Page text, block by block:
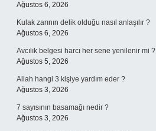
Ağustos 6, 2026
Kulak zarının delik olduğu nasıl anlaşılır ?
Ağustos 6, 2026
Avcılık belgesi harcı her sene yenilenir mi ?
Ağustos 5, 2026
Allah hangi 3 kişiye yardım eder ?
Ağustos 3, 2026
7 sayısının basamağı nedir ?
Ağustos 3, 2026